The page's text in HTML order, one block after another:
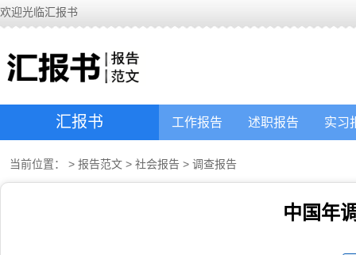
欢迎光临汇报书
汇报书 工作报告 述职报告 实习
当前位置： > 报告范文 > 社会报告 > 调查报告
中国年